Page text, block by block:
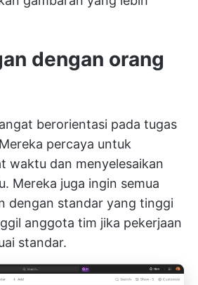
dengan orang
berorientasi pada tugas
percaya untuk
waktu dan menyelesaikan
Mereka juga ingin semua
dengan standar yang tinggi
anggota tim jika pekerjaan
standar.